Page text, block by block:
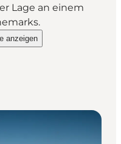
Lage an einem
strand"
anzeigen
Badehotel,Tornby strand